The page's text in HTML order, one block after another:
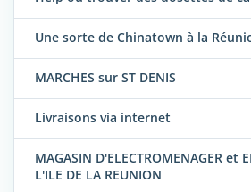
Une sorte de Chinatown à la
MARCHES sur ST DENIS
Livraisons via internet
MAGASIN D'ELECTROMENAGER et
L'ILE DE LA REUNION